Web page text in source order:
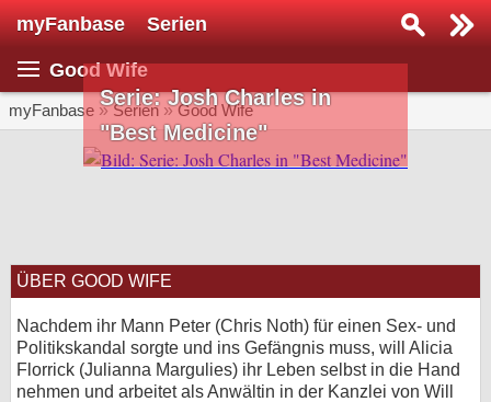
myFanbase Serien
Good Wife
myFanbase »Serien»Good Wife
Serie: Josh Charles in
"Best Medicine"
ÜBER GOOD WIFE
Nachdem ihr Mann Peter (Chris Noth) für einen Sex- und
Politikskandal sorgte und ins Gefängnis muss, will Alicia
Florrick (Julianna Margulies) ihr Leben selbst in die Hand
nehmen und arbeitet als Anwältin in der Kanzlei von Will
Serie suchen...
SERIEN
Serien
KULTUR
Specials
SERVICE